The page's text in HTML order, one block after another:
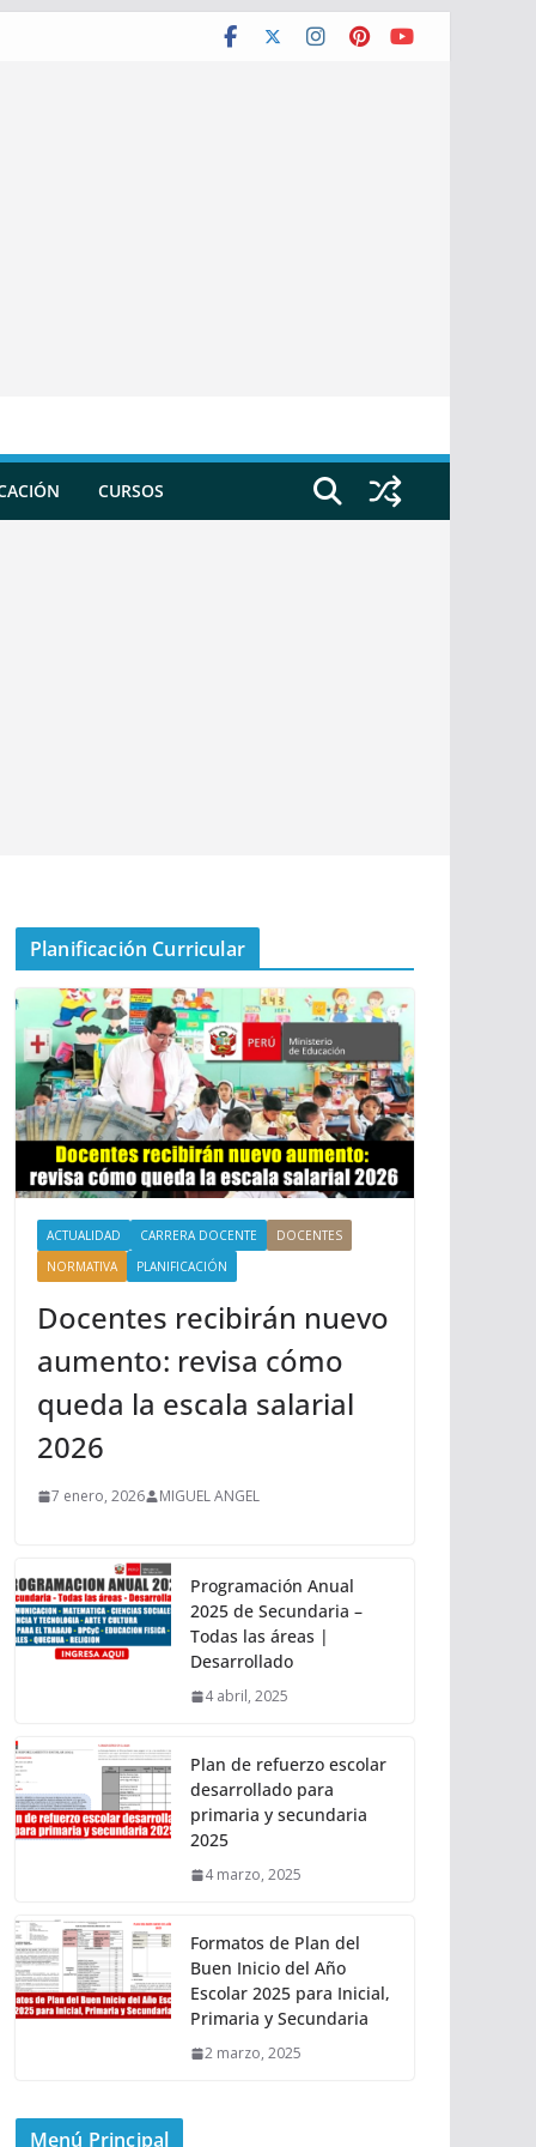
CURSOS
Planificación Curricular
ACTUALIDAD CARRERA DOCENTE
DOCENTES
NORMATIVA
PLANIFICACIÓN
Docentes recibirán nuevo
aumento: revisa cómo
queda la escala salarial
2026
7 enero, 2026 MIGUEL ANGEL
Programación Anual
2025 de Secundaria –
Todas las áreas |
Desarrollado
4 abril, 2025
Plan de refuerzo escolar
desarrollado para
primaria y secundaria
2025
4 marzo, 2025
Formatos de Plan del
Buen Inicio del Año
Escolar 2025 para Inicial,
Primaria y Secundaria
2 marzo, 2025
Menú Principal